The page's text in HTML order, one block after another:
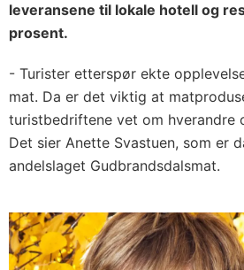
leveransene til lokale hotell og
prosent.
- Turister etterspør ekte
mat. Da er det viktig at
turistbedriftene vet om hverandre
Det sier Anette Svastuen, som er
andelslaget Gudbrandsdalsmat.